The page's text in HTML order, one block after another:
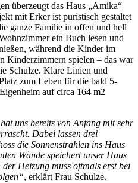
überzeugt das Haus „Amika“
mit Erker ist puristisch gestaltet
ganze Familie in offen und hell
ein Buch lesen und
während die Kinder im
Kinderzimmern spielen – das war
Schulze. Klare Linien und
zum Leben für die bald 5-
auf circa 164 m2
uns bereits von Anfang mit sehr
Dabei lassen drei
die Sonnenstrahlen ins Haus
Wände speichert unser Haus
Heizung muss oftmals erst bei
, erklärt Frau Schulze.